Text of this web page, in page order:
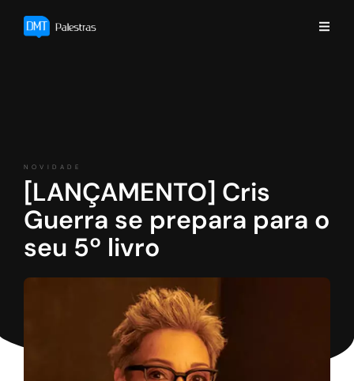
NOVIDADE
[LANÇAMENTO] Cris
Guerra se prepara para o
seu 5º livro